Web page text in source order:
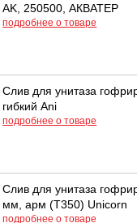
AK, 250500, АКВАТЕР
подробнее о товаре
Слив для унитаза
гибкий Ani
подробнее о товаре
Слив для унитаза
мм, арм (T350) Unicorn
подробнее о товаре